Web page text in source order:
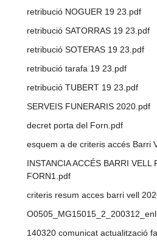
retribució NOGUER 19 23.pdf
retribució SATORRAS 19 23.pdf
retribució SOTERAS 19 23.pdf
retribució tarafa 19 23.pdf
retribució TUBERT 19 23.pdf
SERVEIS FUNERARIS 2020.pdf
decret porta del Forn.pdf
esquem a de criteris accés Barri
INSTANCIA ACCÉS BARRI VELL
FORN1.pdf
criteris resum acces barri vell
140320 comunicat actualització